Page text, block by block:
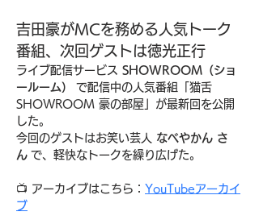
吉田豪がMCを務める人気トーク
番組、次回ゲストは徳光正行
ライブ配信サービス SHOWROOM（ショ
ールーム）
で配信中の人気番組「猫舌
SHOWROOM 豪の部屋」が最新回を公開
した。
今回のゲストはお笑い芸人 なべやかん さ
ん で、軽快なトークを繰り広げた。
📺 アーカイブはこちら： YouTubeアーカイ
ブ